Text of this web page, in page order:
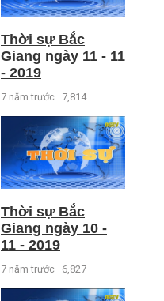
Thời sự Bắc
Giang ngày 11 - 11
- 2019
7 năm trước 7,814
Thời sự Bắc
Giang ngày 10 -
11 - 2019
7 năm trước 6,827